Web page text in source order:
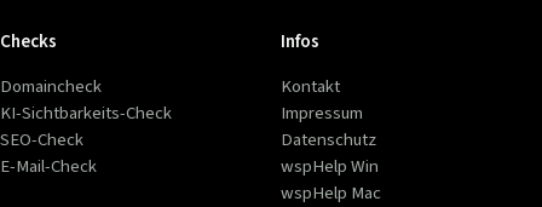
Checks
Domaincheck
KI-Sichtbarkeits-Check
SEO-Check
E-Mail-Check
Infos
Kontakt
Impressum
Datenschutz
wspHelp Win
wspHelp Mac